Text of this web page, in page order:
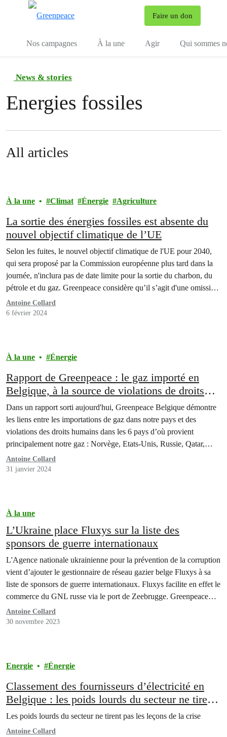
Faire un don
Nos campagnes À la une Agir Qui sommes
News & stories
Energies fossiles
All articles
À la une Climat Énergie Agriculture
La sortie des énergies fossiles est absente du
nouvel objectif climatique de l’UE
Selon les fuites, le nouvel objectif climatique de l'UE pour 2040,
qui sera proposé par la Commission européenne plus tard dans la
journée, n'inclura pas de date limite pour la sortie du charbon, du
pétrole et du gaz. Greenpeace considère qu’il s’agit d'une omission
majeure. La combustion de combustibles fossiles pour produire de
l'énergie représente…
Antoine Collard
6 février 2024
À la une Énergie
Rapport de Greenpeace : le gaz importé en
Belgique, à la source de violations de droits
humains
Dans un rapport sorti aujourd'hui, Greenpeace Belgique démontre
les liens entre les importations de gaz dans notre pays et des
violations des droits humains dans les 6 pays d’où provient
principalement notre gaz : Norvège, Etats-Unis, Russie, Qatar,
Royaume-Uni et Pays-Bas. [1] L’extraction et le transport du gaz
provoquent notamment de graves problèmes de santé, menacent…
Antoine Collard
31 janvier 2024
À la une
L’Ukraine place Fluxys sur la liste des
sponsors de guerre internationaux
L'Agence nationale ukrainienne pour la prévention de la corruption
vient d’ajouter le gestionnaire de réseau gazier belge Fluxys à sa
liste de sponsors de guerre internationaux. Fluxys facilite en effet le
commerce du GNL russe via le port de Zeebrugge. Greenpeace
Belgique, Bond Beter Leefmilieu et Vredesactie demandent une
interdiction de ces services de transbordement…
Antoine Collard
30 novembre 2023
Energie Énergie
Classement des fournisseurs d’électricité en
Belgique : les poids lourds du secteur ne tirent
pas les leçons de la crise et misent toujours sur
le fossile
Les poids lourds du secteur ne tirent pas les leçons de la crise
Antoine Collard